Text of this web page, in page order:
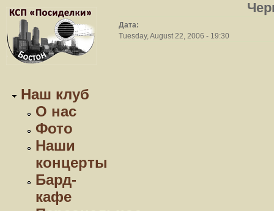
Наш клуб
О нас
Фото
Наши
концерты
Бард-
кафе
Дата:
Tuesday, August 22, 2006 - 19:30